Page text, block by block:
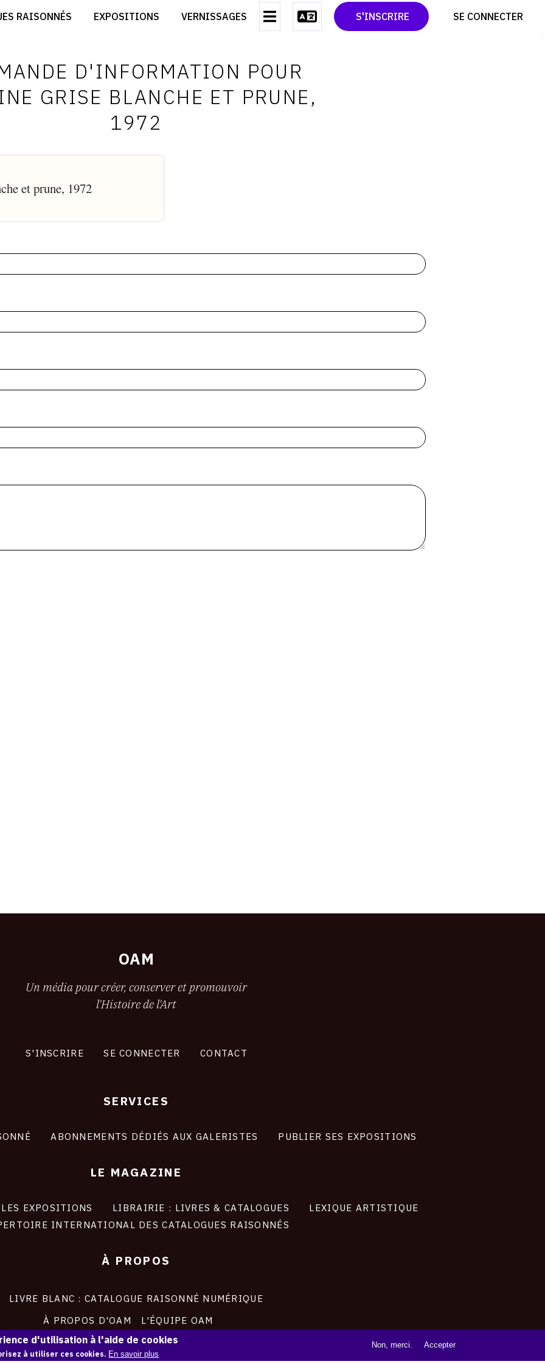
RAISONNÉS EXPOSITIONS VERNISSAGES S'INSCRIRE SE CONNECTER
CRÉER SON CATALOGUE D'EXPO
DEVENIR CONTRIBUTEUR
CONTACT
CGU
TWITTER
PINTEREST
D'INFORMATION POUR
GRISE BLANCHE ET PRUNE,
1972
et prune, 1972
OAM
Un média pour créer, conserver et promouvoir
l'Histoire de l'Art
S'INSCRIRE SE CONNECTER CONTACT
SERVICES
ABONNEMENTS DÉDIÉS AUX GALERISTES PUBLIER SES EXPOSITIONS
LE MAGAZINE
LES EXPOSITIONS LIBRAIRIE : LIVRES & CATALOGUES
LEXIQUE ARTISTIQUE
INTERNATIONAL DES CATALOGUES RAISONNÉS
À PROPOS
LIVRE BLANC : CATALOGUE RAISONNÉ NUMÉRIQUE
À PROPOS D'OAM
L'ÉQUIPE OAM
INSTAGRAM
FACEBOOK
d'utilisation à l'aide de cookies
à utiliser ces cookies. En savoir plus
Non, merci. Accepter